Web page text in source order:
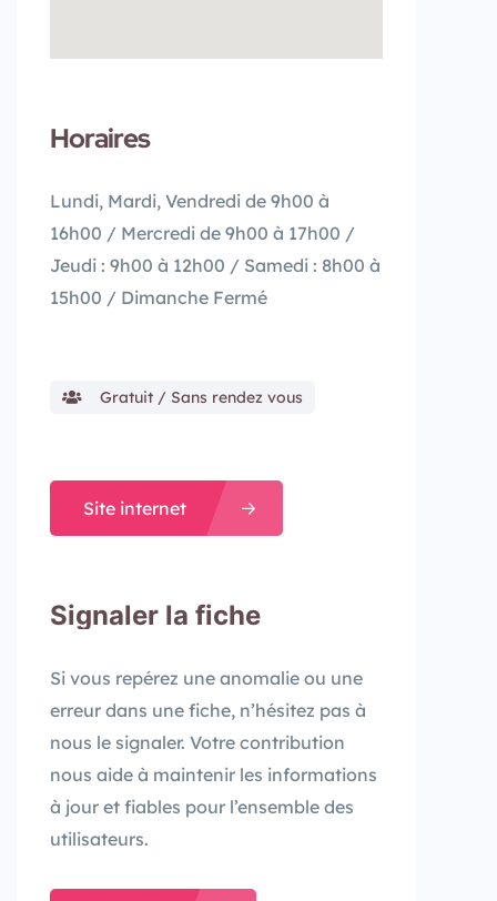
Horaires
Lundi, Mardi, Vendredi de 9h00 à
16h00 / Mercredi de 9h00 à 17h00 /
Jeudi : 9h00 à 12h00 / Samedi : 8h00 à
15h00 / Dimanche Fermé
Gratuit / Sans rendez vous
Site internet
Signaler la fiche
Si vous repérez une anomalie ou une
erreur dans une fiche, n’hésitez pas à
nous le signaler. Votre contribution
nous aide à maintenir les informations
à jour et fiables pour l’ensemble des
utilisateurs.